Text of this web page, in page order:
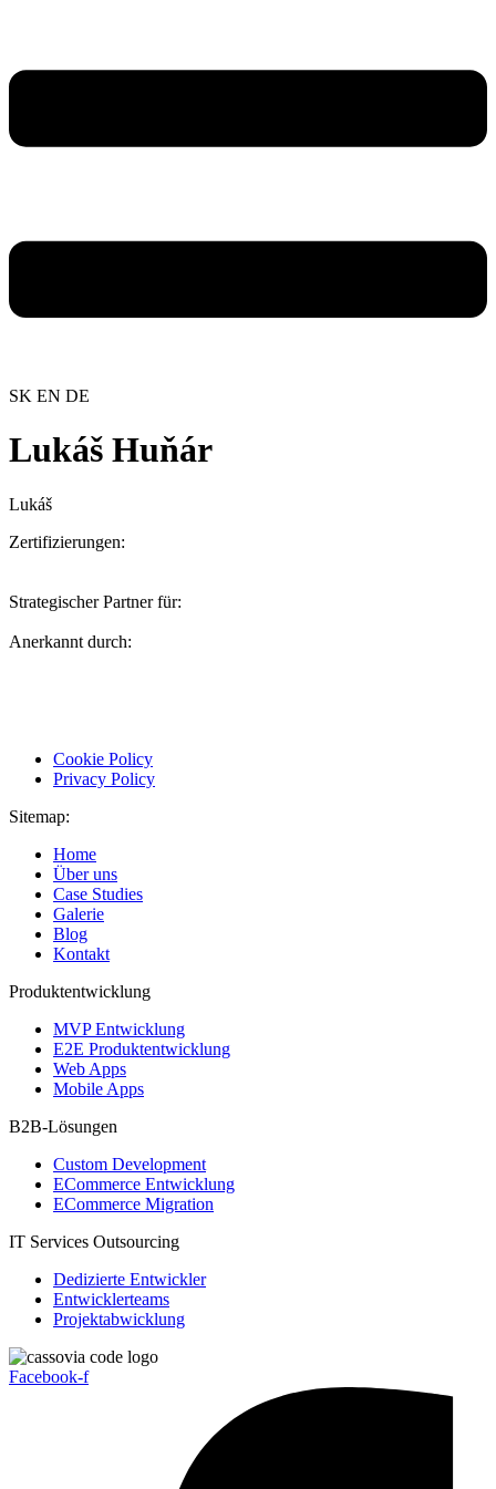
SK EN DE
Lukáš Huňár
Lukáš
Zertifizierungen:
Strategischer Partner für:
Anerkannt durch:
Cookie Policy
Privacy Policy
Sitemap:
Home
Über uns
Case Studies
Galerie
Blog
Kontakt
Produktentwicklung
MVP Entwicklung
E2E Produktentwicklung
Web Apps
Mobile Apps
B2B-Lösungen
Custom Development
ECommerce Entwicklung
ECommerce Migration
IT Services Outsourcing
Dedizierte Entwickler
Entwicklerteams
Projektabwicklung
Facebook-f